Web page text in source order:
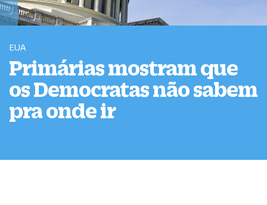
EUA
Primárias mostram que
os Democratas não sabem
pra onde ir